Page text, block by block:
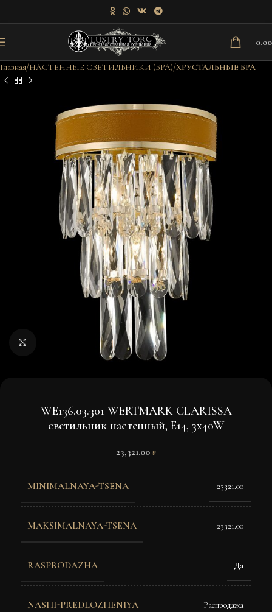
Главная НАСТЕННЫЕ СВЕТИЛЬНИКИ (БРА) ХРУСТАЛЬНЫЕ БРА
Нажмите, чтобы увеличить изображение
WE136.03.301 WERTMARK CLARISSA
светильник настенный, E14, 3x40W
23,321.00 ₽
MINIMALNAYA-TSENA 23321.00
MAKSIMALNAYA-TSENA 23321.00
RASPRODAZHA Да
NASHI-PREDLOZHENIYA Распродажа